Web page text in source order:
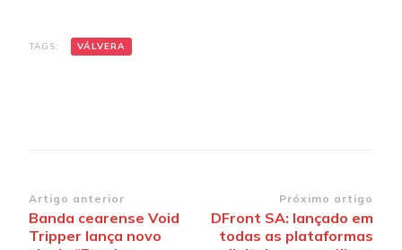
TAGS: VÁLVERA
Navegação
de
Artigo anterior
Banda cearense Void
Tripper lança novo
Próximo artigo
DFront SA: lançado em
todas as plataformas